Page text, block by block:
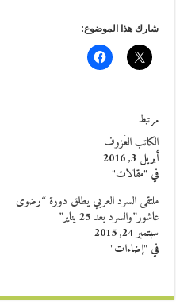
شارك هذا الموضوع:
مرتبط
الكاتب العَزوف
أبريل 3, 2016
في "مقالات"
ملتقى السرد العربي يطلق دورة “رضوى
عاشور”والسرد بعد 25 يناير”
سبتمبر 24, 2015
في "إضاءات"